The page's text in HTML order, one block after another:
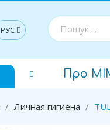
РУС
Про
Личная гигиена